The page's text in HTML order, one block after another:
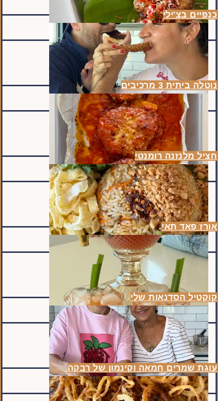
כנפיים בצ'ילי
נוטלה ביתית 3 מרכיבים
חציל מלנזנה רומנטי
אורז פאד תאי
קוקטיל הסדנאות שלי
עוגת שמרים חמאה וקינמון של רבקה